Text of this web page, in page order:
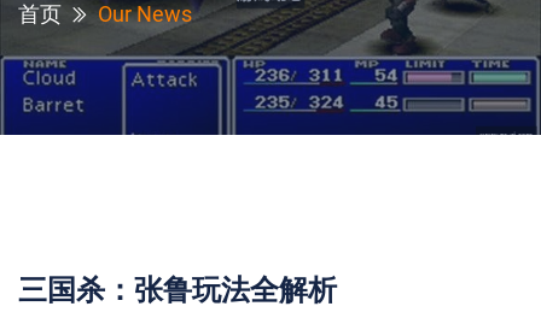
首页 Our News
三国杀：张鲁玩法全解析